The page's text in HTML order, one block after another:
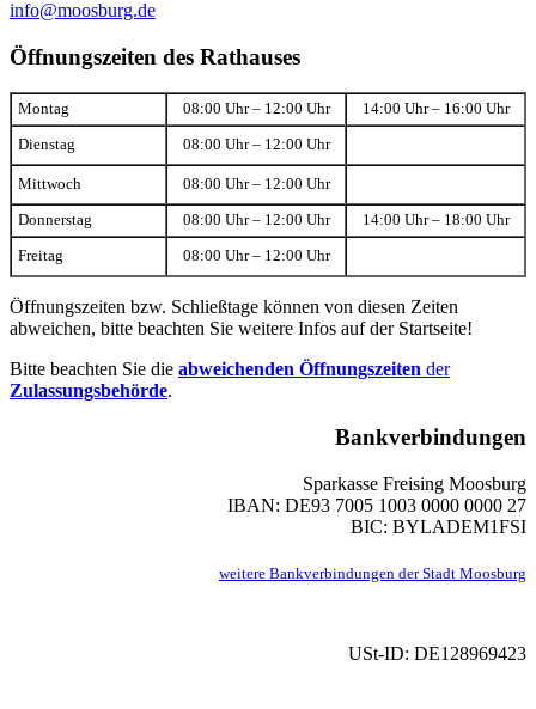
info@moosburg.de
Öffnungszeiten des Rathauses
Montag 08:00 Uhr – 12:00 Uhr 14:00 Uhr – 16:00 Uhr
Dienstag 08:00 Uhr – 12:00 Uhr
Mittwoch 08:00 Uhr – 12:00 Uhr
Donnerstag 08:00 Uhr – 12:00 Uhr 14:00 Uhr – 18:00 Uhr
Freitag 08:00 Uhr – 12:00 Uhr
Öffnungszeiten bzw. Schließtage können von diesen Zeiten
abweichen, bitte beachten Sie weitere Infos auf der Startseite!
Bitte beachten Sie die abweichenden Öffnungszeiten der
Zulassungsbehörde.
Bankverbindungen
Sparkasse Freising Moosburg
IBAN: DE93 7005 1003 0000 0000 27
BIC: BYLADEM1FSI
weitere Bankverbindungen der Stadt Moosburg
USt-ID: DE128969423